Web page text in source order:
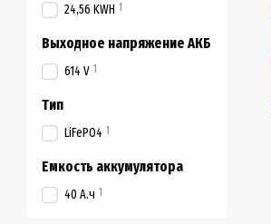
24,56 KWH 1
Выходное напряжение АКБ
614 V 1
Тип
LiFePO4 1
Емкость аккумулятора
40 А.ч 1